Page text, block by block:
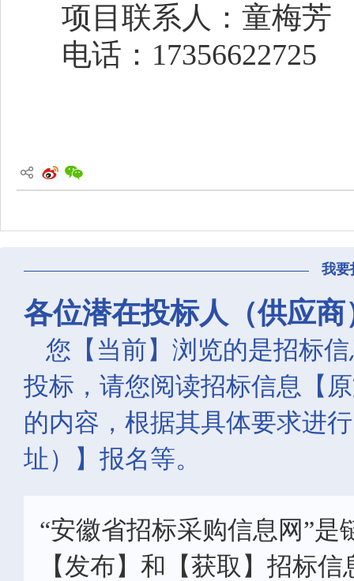
项目联系人：童梅芳
电话： 17356622725
我要
各位潜在投标人（供应商
您【当前】浏览的是招标
投标，请您阅读招标信息【
的内容，根据其具体要求进
址）】报名等。
“安徽省招标采购信息网”
【发布】和【获取】招标